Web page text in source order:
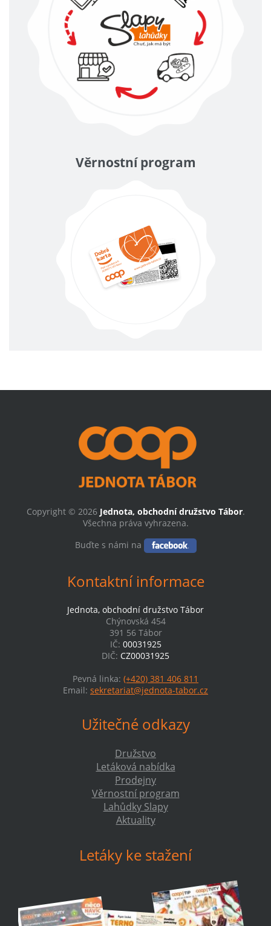
Věrnostní program
Copyright © 2026 Jednota, obchodní družstvo Tábor.
Všechna práva vyhrazena.
Buďte s námi na
Kontaktní informace
Jednota, obchodní družstvo Tábor
Chýnovská 454
391 56 Tábor
IČ: 00031925
DIČ: CZ00031925
Pevná linka: (+420) 381 406 811
Email: sekretariat@jednota-tabor.cz
Užitečné odkazy
Družstvo
Letáková nabídka
Prodejny
Věrnostní program
Lahůdky Slapy
Aktuality
Letáky ke stažení